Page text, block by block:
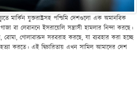
মার্কিন যুক্তরাষ্ট্রসহ পশ্চিমি দেশগুলো এক অমানবিক
বা লেবাননে ইসরায়েলি সন্ত্রাসী হামলার নিন্দা করছে।
বোমা, গোলাবারুদ সরবরাহ করছে, যা ব্যবহার করা হচ্ছে
হত্যা করতে। এই দ্বিচারিতায় এখন সামিল আমাদের দেশ